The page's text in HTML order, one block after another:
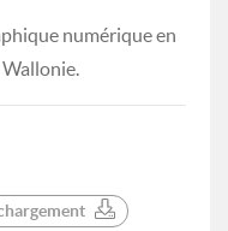
numérique en